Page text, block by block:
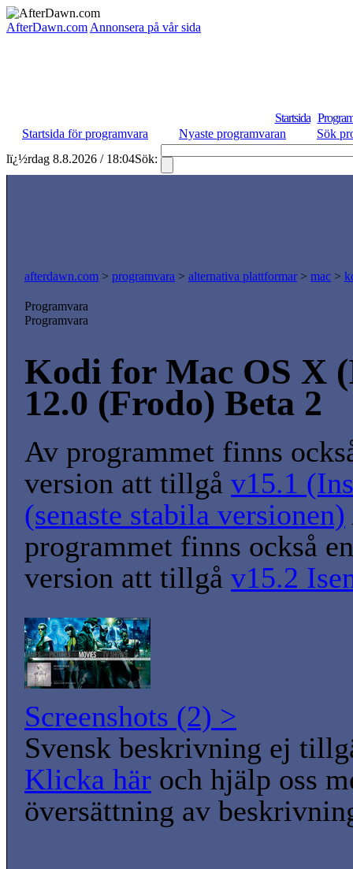
AfterDawn.com Annonsera på vår sida
Startsida
Startsida för programvara
Nyaste programvaran
Sök
lï¿½rdag 8.8.2026 / 18:04Sök:
afterdawn.com > programvara > alternativa plattformar > mac >
Programvara
Programvara
Kodi for Mac OS X
12.0 (Frodo) Beta 2
Av programmet finns
version att tillgå v15.1
(senaste stabila versionen)
programmet finns också
version att tillgå v15.2
Screenshots (2) >
Svensk beskrivning ej
Klicka här och hjälp oss
översättning av